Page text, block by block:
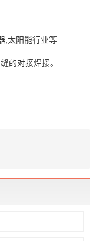
,太阳能行业等
的对接焊接。